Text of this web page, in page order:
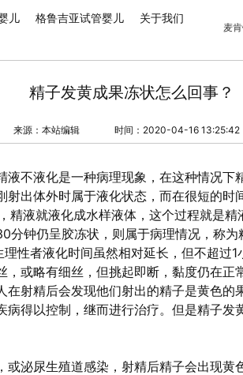
儿 格鲁吉亚试管婴儿 关于我们
麦
精子发黄成果冻状怎么回事？
来源：本站编辑 时间：2020-04-16 13:25:42
液不液化是一种病理现象，在这种情况下
射出体外时属于液化状态，而在很短的时
精液就液化成水样液体，这个过程就是精
分钟仍呈胶冻状，则属于病理情况，称为
者液化时间虽然相对延长，但不超过1
，或略有细丝，但挑起即断，黏度仍在正
在射精后会发现他们射出的精子是黄色的
病得以控制，继而进行治疗。但是精子发
泌尿生殖道感染，射精后精子会出现黄